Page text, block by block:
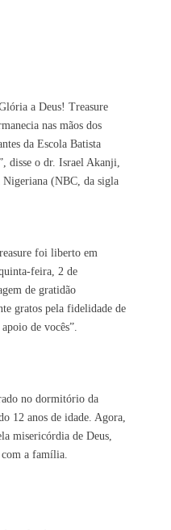
a Deus! Treasure
nas mãos dos
da Escola Batista
disse o dr. Israel Akanji,
Nigeriana (NBC, da sigla
foi liberto em
feira, 2 de
de gratidão
gratos pela fidelidade de
de vocês”.
no dormitório da
12 anos de idade. Agora,
misericórdia de Deus,
a família.